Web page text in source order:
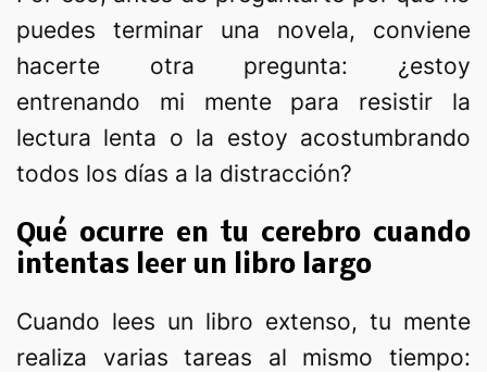
puedes terminar una novela, conviene
hacerte otra pregunta: ¿estoy
entrenando mi mente para resistir la
lectura lenta o la estoy acostumbrando
todos los días a la distracción?
Qué ocurre en tu cerebro cuando
intentas leer un libro largo
Cuando lees un libro extenso, tu mente
realiza varias tareas al mismo tiempo: